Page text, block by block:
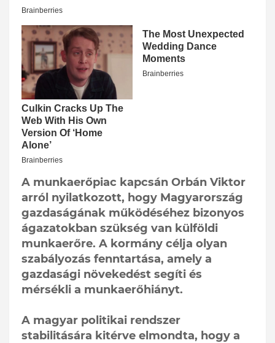
A munkaerőpiac kapcsán Orbán Viktor
arról nyilatkozott, hogy Magyarország
gazdaságának működéséhez bizonyos
ágazatokban szükség van külföldi
munkaerőre. A kormány célja olyan
szabályozás fenntartása, amely a
gazdasági növekedést segíti és
mérsékli a munkaerőhiányt.
A magyar politikai rendszer
stabilitására kitérve elmondta, hogy a